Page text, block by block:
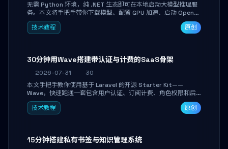
无需 Python 环境，纯 .NET 生态即可在本地启动大模型推理服
务。本文将手把手带你下载模型、配置 GPU 加速、启动 OpenAI
兼容 API，并在 C# 业务代码中无缝调用。数据不出网，零门槛
搞定本地 LLM 部署。
技术教程 原创
30分钟用Wave搭建带认证与计费的SaaS骨架
2026-07-31
30
本文手把手教你使用基于 Laravel 的开源 Starter Kit——
Wave，快速跑通一套包含用户认证、订阅计费、角色权限和后
台管理的完整 SaaS 骨架。附带 Stripe 测试支付对接与自定义
业务页面开发实战，助你省去重复基建时间，将精力聚焦于核心
技术教程 原创
15分钟搭建私有书签与知识管理系统